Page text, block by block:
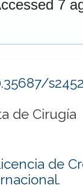
de Cirugía
de
.